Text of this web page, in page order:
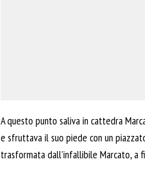
A questo punto saliva in cattedra
e sfruttava il suo piede con un
trasformata dall’infallibile Marcato, a